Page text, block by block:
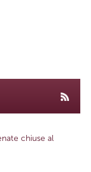
chiuse al